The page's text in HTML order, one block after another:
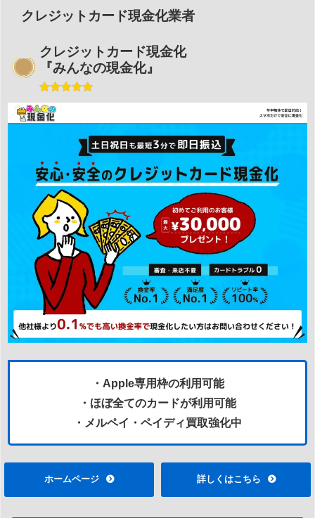
クレジットカード現金化業者
クレジットカード現金化
『みんなの現金化』
・Apple専用枠の利用可能
・ほぼ全てのカードが利用可能
・メルペイ・ペイディ買取強化中
ホームページ 詳しくはこちら